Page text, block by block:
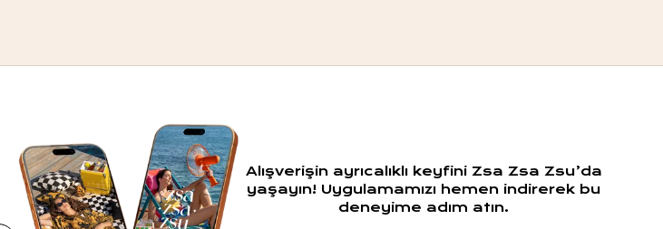
Alışverişin ayrıcalıklı keyfini Zsa Zsa Zsu’da
yaşayın! Uygulamamızı hemen indirerek bu
deneyime adım atın.